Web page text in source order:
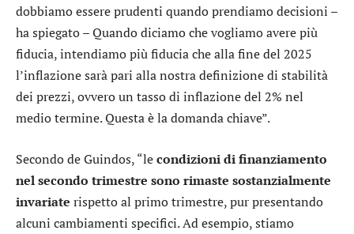
dobbiamo essere prudenti quando prendiamo decisioni –
ha spiegato – Quando diciamo che vogliamo avere più
fiducia, intendiamo più fiducia che alla fine del 2025
l’inflazione sarà pari alla nostra definizione di stabilità
dei prezzi, ovvero un tasso di inflazione del 2% nel
medio termine. Questa è la domanda chiave”.
Secondo de Guindos, “lecondizioni di finanziamento
nel secondo trimestre sono rimaste sostanzialmente
invariate rispetto al primo trimestre, pur presentando
alcuni cambiamenti specifici. Ad esempio, stiamo